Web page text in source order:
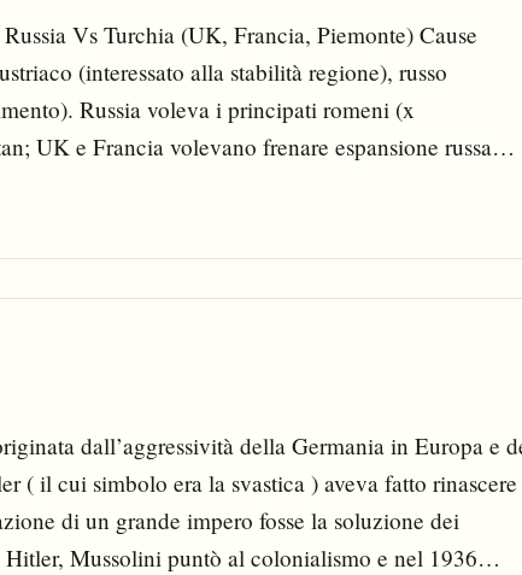
Vs Turchia (UK, Francia, Piemonte) Cause
(interessato alla stabilità regione), russo
Russia voleva i principati romeni (x
UK e Francia volevano frenare espansione russa
e poi Francia e Piemonte (x dare una lezione
dall’aggressività della Germania in Europa e
( il cui simbolo era la svastica ) aveva fatto
di un grande impero fosse la soluzione dei
Mussolini puntò al colonialismo e nel 1936